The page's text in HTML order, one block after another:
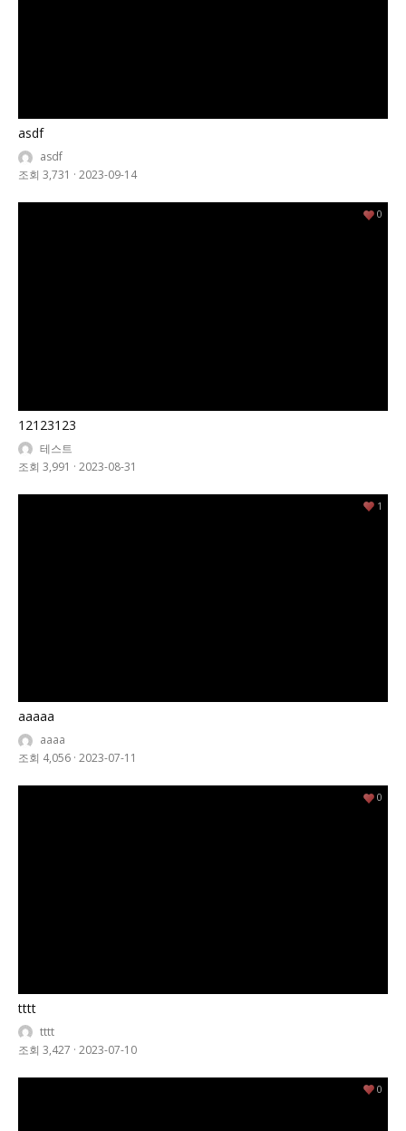
asdf
asdf
조회 3,731 · 2023-09-14
12123123
테스트
조회 3,991 · 2023-08-31
0
aaaaa
aaaa
조회 4,056 · 2023-07-11
1
tttt
tttt
조회 3,427 · 2023-07-10
0
0